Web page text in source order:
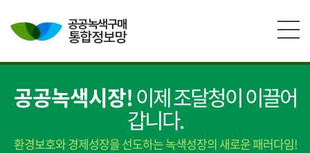
공공녹색시장!이제 조달청이 이끌어
갑니다.
환경보호와 경제성장을 선도하는 녹색성장의 새로운 패러다임!